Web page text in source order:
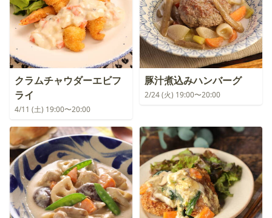
クラムチャウダーエビフ
ライ
4/11 (土) 19:00〜20:00
豚汁煮込みハンバーグ
2/24 (火) 19:00〜20:00